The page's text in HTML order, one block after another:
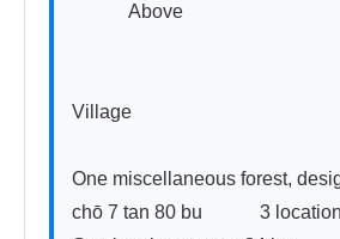
Above
Village
One miscellaneous forest,
chō 7 tan 80 bu　　　3